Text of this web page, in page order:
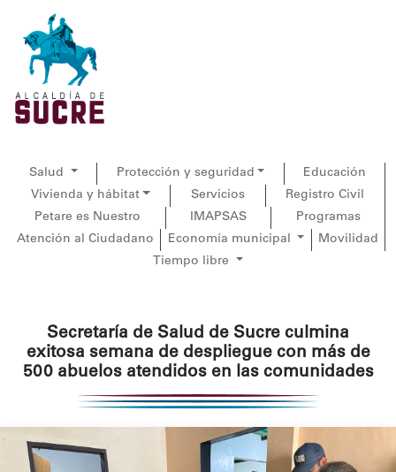
Salud Protección y seguridad
Educación
Vivienda y hábitat
Servicios
Registro Civil
Petare es Nuestro
IMAPSAS
Programas
Atención al Ciudadano
Economía municipal
Movilidad
Tiempo libre
Secretaría de Salud de Sucre culmina
exitosa semana de despliegue con más de
500 abuelos atendidos en las comunidades